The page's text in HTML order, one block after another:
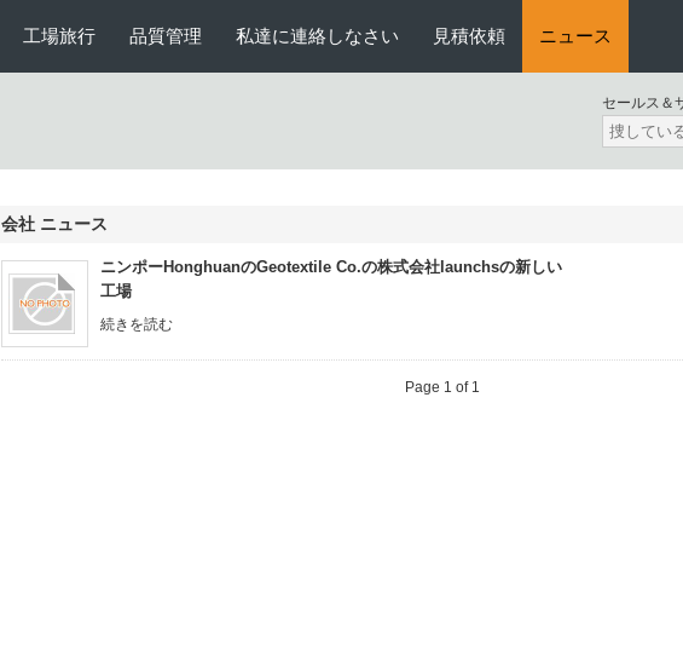
工場旅行 品質管理 私達に連絡しなさい 見積依頼 ニュース
セールス＆
会社 ニュース
ニンポーHonghuanのGeotextile Co.の株式会社launchsの新しい
工場
続きを読む
Page 1 of 1